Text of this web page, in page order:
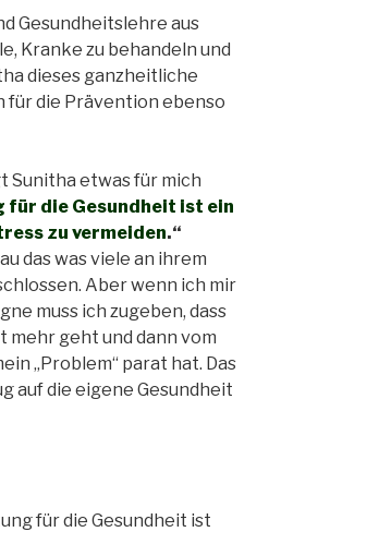
Gesundheitslehre aus
Kranke zu behandeln und
dieses ganzheitliche
für die Prävention ebenso
Sunitha etwas für mich
die Gesundheit ist ein
zu vermeiden.“
das was viele an ihrem
Aber wenn ich mir
muss ich zugeben, dass
geht und dann vom
„Problem“ parat hat. Das
auf die eigene Gesundheit
für die Gesundheit ist